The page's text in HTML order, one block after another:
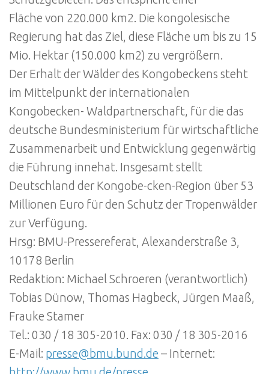
Fläche von 220.000 km2. Die kongolesische
Regierung hat das Ziel, diese Fläche um bis zu 15
Mio. Hektar (150.000 km2) zu vergrößern.
Der Erhalt der Wälder des Kongobeckens steht
im Mittelpunkt der internationalen
Kongobecken- Waldpartnerschaft, für die das
deutsche Bundesministerium für wirtschaftliche
Zusammenarbeit und Entwicklung gegenwärtig
die Führung innehat. Insgesamt stellt
Deutschland der Kongobe-cken-Region über 53
Millionen Euro für den Schutz der Tropenwälder
zur Verfügung.
Hrsg: BMU-Pressereferat, Alexanderstraße 3,
10178 Berlin
Redaktion: Michael Schroeren (verantwortlich)
Tobias Dünow, Thomas Hagbeck, Jürgen Maaß,
Frauke Stamer
Tel.: 030 / 18 305-2010. Fax: 030 / 18 305-2016
E-Mail: presse@bmu.bund.de – Internet: